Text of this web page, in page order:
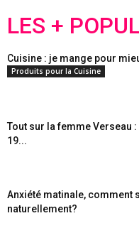
LES +
Cuisine : je mange pour
Produits pour la Cuisine
Tout sur la femme Verseau
19...
Anxiété matinale, comment
naturellement?